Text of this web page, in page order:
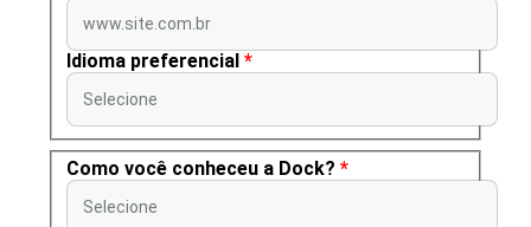
www.site.com.br
Idioma preferencial *
Selecione
Como você conheceu a Dock? *
Selecione